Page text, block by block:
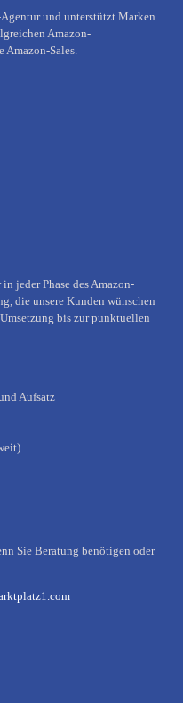
und unterstützt Marken
Amazon-
Sales.
jeder Phase des Amazon-
die unsere Kunden wünschen
bis zur punktuellen
Aufsatz
Sie Beratung benötigen oder